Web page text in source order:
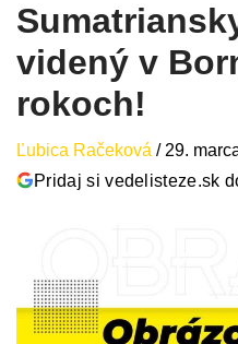
videný v
rokoch!
Ľubica Račeková / 29.
Pridaj si vedelisteze.sk